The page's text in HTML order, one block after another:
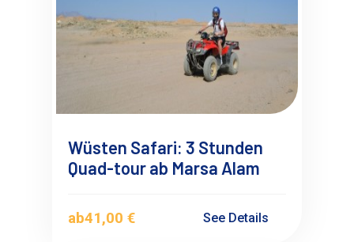
Wüsten Safari: 3 Stunden
Quad-tour ab Marsa Alam
ab41,00 € See Details